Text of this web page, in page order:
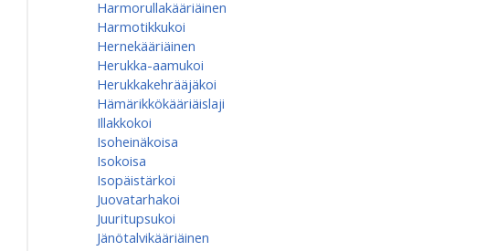
Harmorullakääriäinen
Harmotikkukoi
Hernekääriäinen
Herukka-aamukoi
Herukkakehrääjäkoi
Hämärikkökääriäislaji
Illakkokoi
Isoheinäkoisa
Isokoisa
Isopäistärkoi
Juovatarhakoi
Juuritupsukoi
Jänötalvikääriäinen